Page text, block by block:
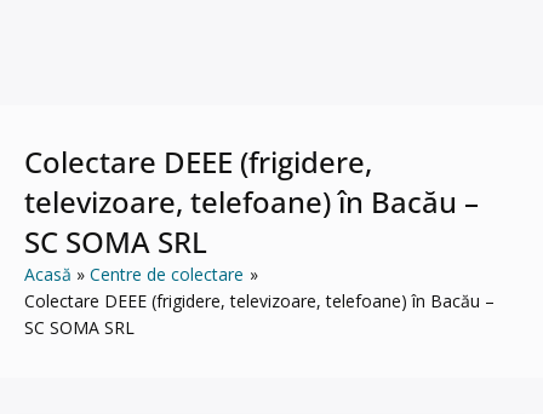
Colectare DEEE (frigidere,
televizoare, telefoane) în Bacău –
SC SOMA SRL
Acasă
Centre de colectare
Colectare DEEE (frigidere, televizoare, telefoane) în Bacău –
SC SOMA SRL